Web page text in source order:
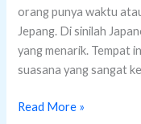
orang punya waktu
Jepang. Di sinilah
yang menarik. Tempat
suasana yang sangat
Read More »